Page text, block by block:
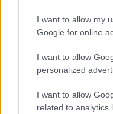
I want to allow my
Google for online
I want to allow
personalized
I want to allow
related to analytics
Βαθμολογήθηκε με0από 5
(Από το βιβλίο Earth
άνθρωποι
Πεντάλεπτα Αρχηγού